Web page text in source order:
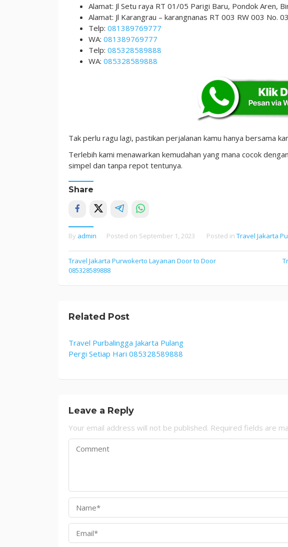
Alamat: Jl Setu raya RT 01/05 Parigi Baru, Pondok Aren,
Alamat: Jl Karangrau – karangnanas RT 003 RW 003 No.
Telp: 081389769777
WA: 081389769777
Telp: 085328589888
WA: 085328589888
Tak perlu ragu lagi, pastikan perjalanan kamu hanya bersama
Terlebih kami menawarkan kemudahan yang mana cocok
simpel dan tanpa repot tentunya.
Share
By admin Posted on September 1, 2023 Posted in Travel Jakarta
Post
Travel Jakarta Purwokerto Layanan Door to Door
085328589888
Related Post
Travel Purbalingga Jakarta Pulang
Pergi Setiap Hari 085328589888
Leave a Reply
Your email address will not be published. Required fields are